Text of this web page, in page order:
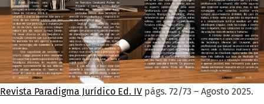
Revista Paradigma Jurídico Ed. IV págs. 72/73 – Agosto 2025.